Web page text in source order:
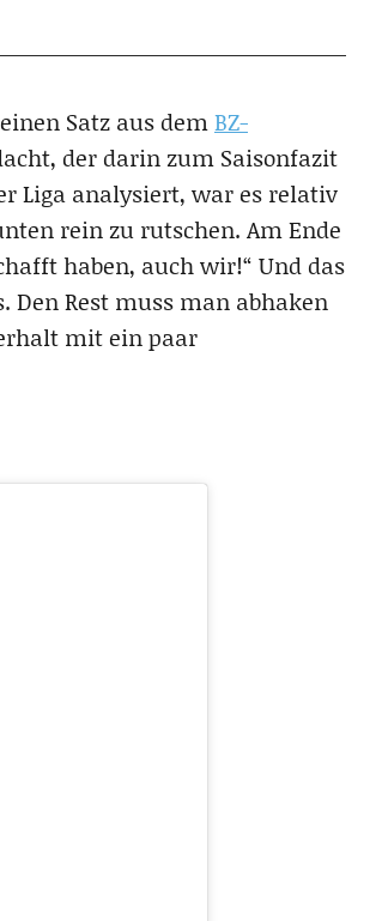
Satz aus demBZ-
der darin zum Saisonfazit
Liga analysiert, war es relativ
rein zu rutschen. Am Ende
haben, auch wir!“ Und das
Rest muss man abhaken
mit ein paar